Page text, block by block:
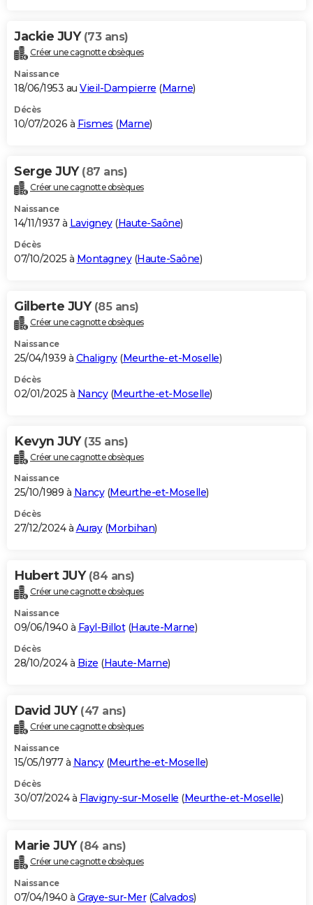
Carte de Noël
Carte Bonne année
Carte Saint-Valentin
Carte Pâques
Carte d'anniversaire
DICTIONNAIRE
Dictionnaire
Biographies
Citations
Expressions
Proverbes
PROGRAMME TV
S'inscrire
Se connecter
Lycées
Collèges
Primaires
Universités
Entreprises
Service militaire
Avis de recherche
AVIS DE DÉCÈS
Bricolage
Lifestyle
Culture
Sport
Auto
Television
Voyage
Cinema
Jackie JUY (73 ans)
Créer une cagnotte obsèques
Naissance
18/06/1953 au Vieil-Dampierre (Marne)
Décès
10/07/2026 à Fismes (Marne)
Serge JUY (87 ans)
Créer une cagnotte obsèques
Naissance
14/11/1937 à Lavigney(Haute-Saône)
Décès
07/10/2025 à Montagney(Haute-Saône)
Gilberte JUY (85 ans)
Créer une cagnotte obsèques
Naissance
25/04/1939 à Chaligny(Meurthe-et-Moselle)
Décès
02/01/2025 à Nancy(Meurthe-et-Moselle)
Kevyn JUY (35 ans)
Créer une cagnotte obsèques
Naissance
25/10/1989 à Nancy(Meurthe-et-Moselle)
Décès
27/12/2024 à Auray(Morbihan)
Hubert JUY (84 ans)
Créer une cagnotte obsèques
Naissance
09/06/1940 à Fayl-Billot(Haute-Marne)
Décès
28/10/2024 à Bize (Haute-Marne)
David JUY (47 ans)
Créer une cagnotte obsèques
Naissance
15/05/1977 à Nancy(Meurthe-et-Moselle)
Décès
30/07/2024 à Flavigny-sur-Moselle (Meurthe-et-Moselle)
Marie JUY (84 ans)
Créer une cagnotte obsèques
Naissance
07/04/1940 à Graye-sur-Mer(Calvados)